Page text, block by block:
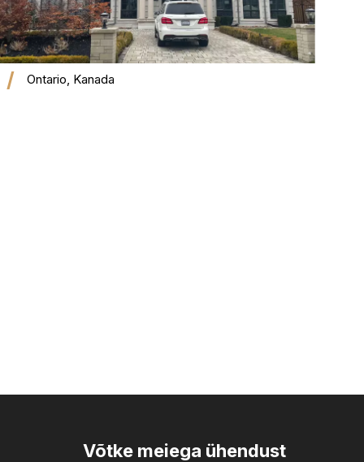
Ontario, Kanada
Võtke meiega ühendust